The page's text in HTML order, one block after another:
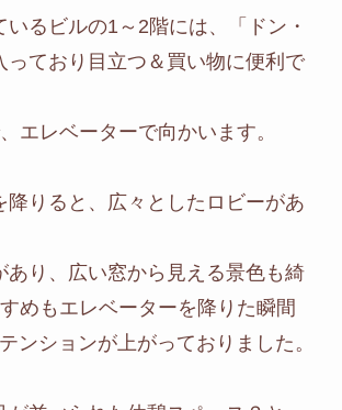
いるビルの1～2階には、「ドン・
っており目立つ＆買い物に便利で
エレベーターで向かいます。
降りると、広々としたロビーがあ
あり、広い窓から見える景色も綺
めもエレベーターを降りた瞬間
ンションが上がっておりました。